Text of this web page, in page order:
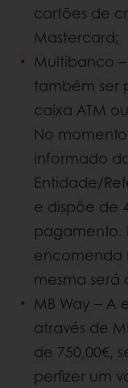
cartões de
Mastercard;
Multibanco
também ser
caixa ATM
No
informado
Entidade/
e dispõe de
pagamento.
encomenda
mesma
MB Way –
através de
de 750,00€,
perfizer um